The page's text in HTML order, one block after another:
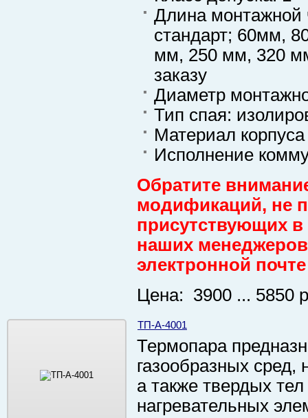
Длина
стандарт; 60мм,
мм, 250 мм, 320
заказу
Диаметр
Тип спая:
Материал
Исполнение
Обратите
модификаций, не
присутствующих
наших менеджеров
электронной
Цена: 3900 ... 5850
ТП-А-4001
Термопара
газообразных сред,
а также твердых
нагревательных